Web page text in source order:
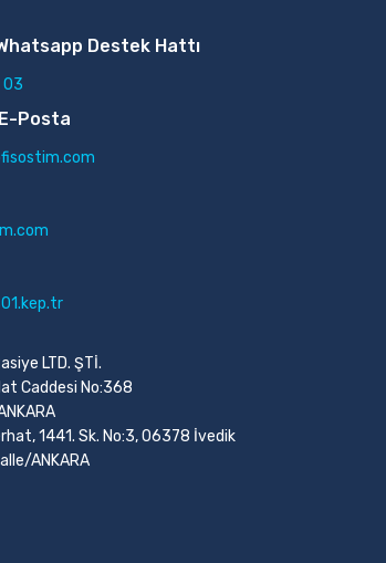
Destek Hattı
03
Posta
LTD. ŞTİ.
Caddesi No:368
1441. Sk. No:3, 06378 İvedik
ANKARA